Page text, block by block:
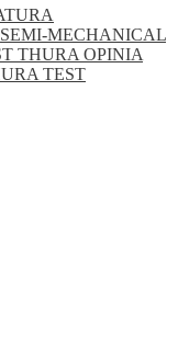
SEMI-MECHANICAL
THURA OPINIA
TEST